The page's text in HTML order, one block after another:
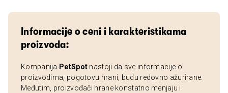
Informacije o ceni i karakteristikama
proizvoda:
Kompanija PetSpot nastoji da sve informacije o
proizvodima, pogotovu hrani, budu redovno ažurirane.
Međutim, proizvođači hrane konstatno menjaju i